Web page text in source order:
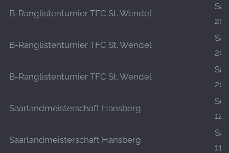
B-Ranglistenturnier TFC St. Wendel
Sa.,
B-Ranglistenturnier TFC St. Wendel
Sa.,
B-Ranglistenturnier TFC St. Wendel
Sa.,
Saarlandmeisterschaft Hansberg
So.,
Saarlandmeisterschaft Hansberg
Sa.,